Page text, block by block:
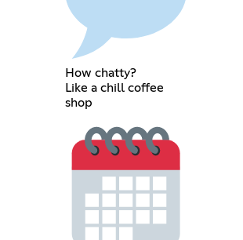
How chatty?
Like a chill coffee
shop